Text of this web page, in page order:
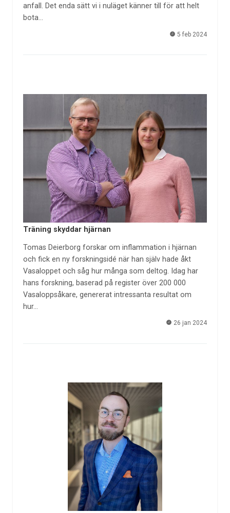
anfall. Det enda sätt vi i nuläget känner till för att helt
bota…
5 feb 2024
Träning skyddar hjärnan
Tomas Deierborg forskar om inflammation i hjärnan
och fick en ny forskningsidé när han själv hade åkt
Vasaloppet och såg hur många som deltog. Idag har
hans forskning, baserad på register över 200 000
Vasaloppsåkare, genererat intressanta resultat om
hur…
26 jan 2024